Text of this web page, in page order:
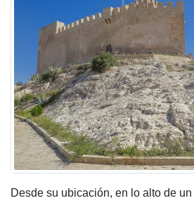
Desde su ubicación, en lo alto de un